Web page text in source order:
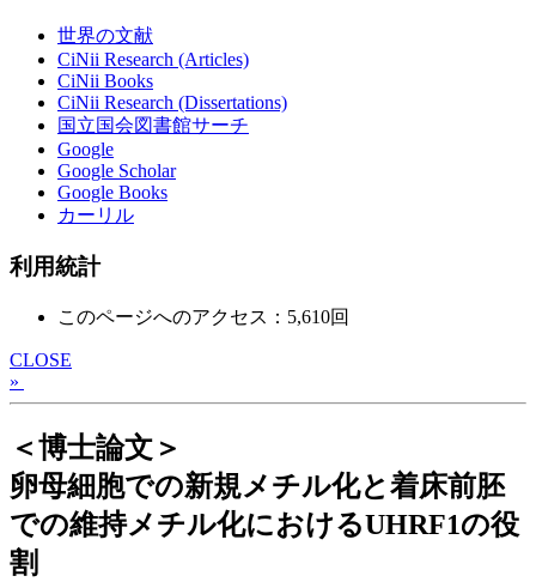
世界の文献
CiNii Research (Articles)
CiNii Books
CiNii Research (Dissertations)
国立国会図書館サーチ
Google
Google Scholar
Google Books
カーリル
利用統計
このページへのアクセス：5,610回
CLOSE
»
＜博士論文＞
卵母細胞での新規メチル化と着床前胚
での維持メチル化におけるUHRF1の役
割